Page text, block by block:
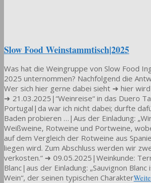
Slow Food Weinstammtisch|2025
Was hat die Weingruppe von Slow Food
2025 unternommen? Nachfolgend die
Wer sich hier gerne dabei sieht ➜ hier
➜ 21.03.2025|“Weinreise“ in das Duero
Portugal|da war ich nicht dabei; durfte
Baden probieren …|Aus der Einladung:
Weißweine, Rotweine und Portweine,
auf dem Vergleich der Rotweine aus
liegen wird. Zum Abschluss werden wir
verkosten.“ ➜ 09.05.2025|Weinkunde:
Blanc|aus der Einladung: „Sauvignon
Wein“, der seinen typischen Charakter